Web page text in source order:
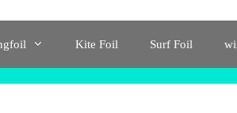
Kite Foil Surf Foil